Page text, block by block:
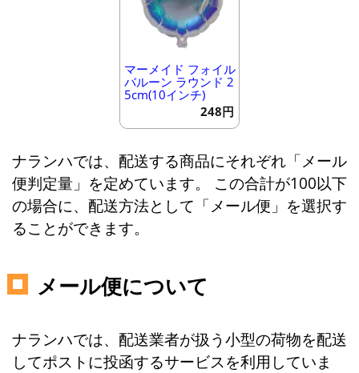
マーメイド フォイル
バルーン ラウンド 2
5cm(10インチ)
248円
ナランハでは、配送する商品にそれぞれ「メール
便判定量」を定めています。 この合計が100以下
の場合に、配送方法として「メール便」を選択す
ることができます。
メール便について
ナランハでは、配送業者が扱う小型の荷物を配送
してポストに投函するサービスを利用していま